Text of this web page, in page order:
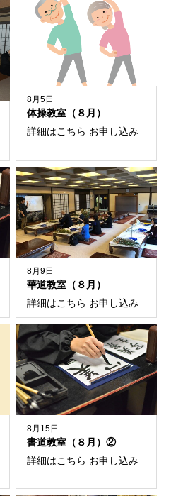
8月5日
体操教室（８月）
詳細はこちら お申し込み
8月9日
華道教室（８月）
詳細はこちら お申し込み
8月15日
書道教室（８月）②
詳細はこちら お申し込み